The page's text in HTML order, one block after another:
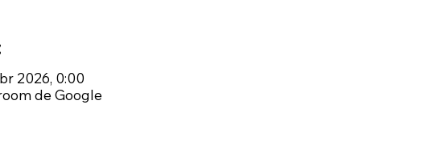
2026, 0:00
de Google